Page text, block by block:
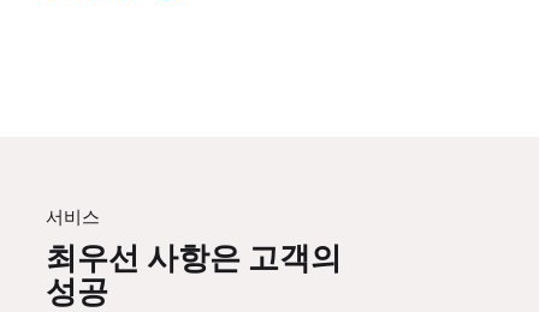
서비스
최우선 사항은 고객의
성공